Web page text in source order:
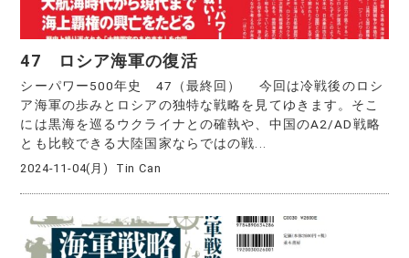
47 ロシア海軍の復活
シーパワー500年史 47（最終回） 今回は冷戦後のロシ
ア海軍の歩みとロシアの独特な戦略を見てゆきます。そこ
には黒海を巡るウクライナとの確執や、中国のA2/AD戦略
とも比較できる大陸国家ならではの戦...
2024-11-04(月) Tin Can